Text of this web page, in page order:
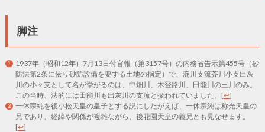
脚注
1937年（昭和12年）7月13日付官報（第3157号）の内務省告示第455号（砂
防法第2条に依り砂防設備を要する土地の指定）で、淀川支流芥川小支出灰
川の小々支として名が挙がるのは、中畑川、木登路川、田能川の三川のみ。
この当時、法的には田能川も出灰川の支流と扱われていました。 [↩]
一休宗純を後小松天皇の皇子とする説にしたがえば、一休宗純は称光天皇の
兄であり、経緯や関係が複雑ながら、後花園天皇の義兄とも見なせます。
[↩]